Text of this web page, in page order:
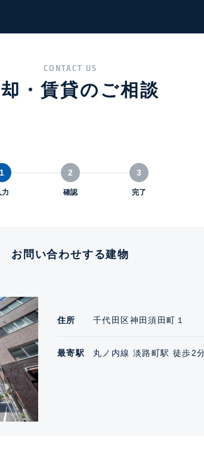
CONTACT US
・賃貸のご相談
1
力
2
確認
3
完了
お問い合わせする建物
住所 千代田区神田須田町１
最寄駅 丸ノ内線 淡路町駅 徒歩2